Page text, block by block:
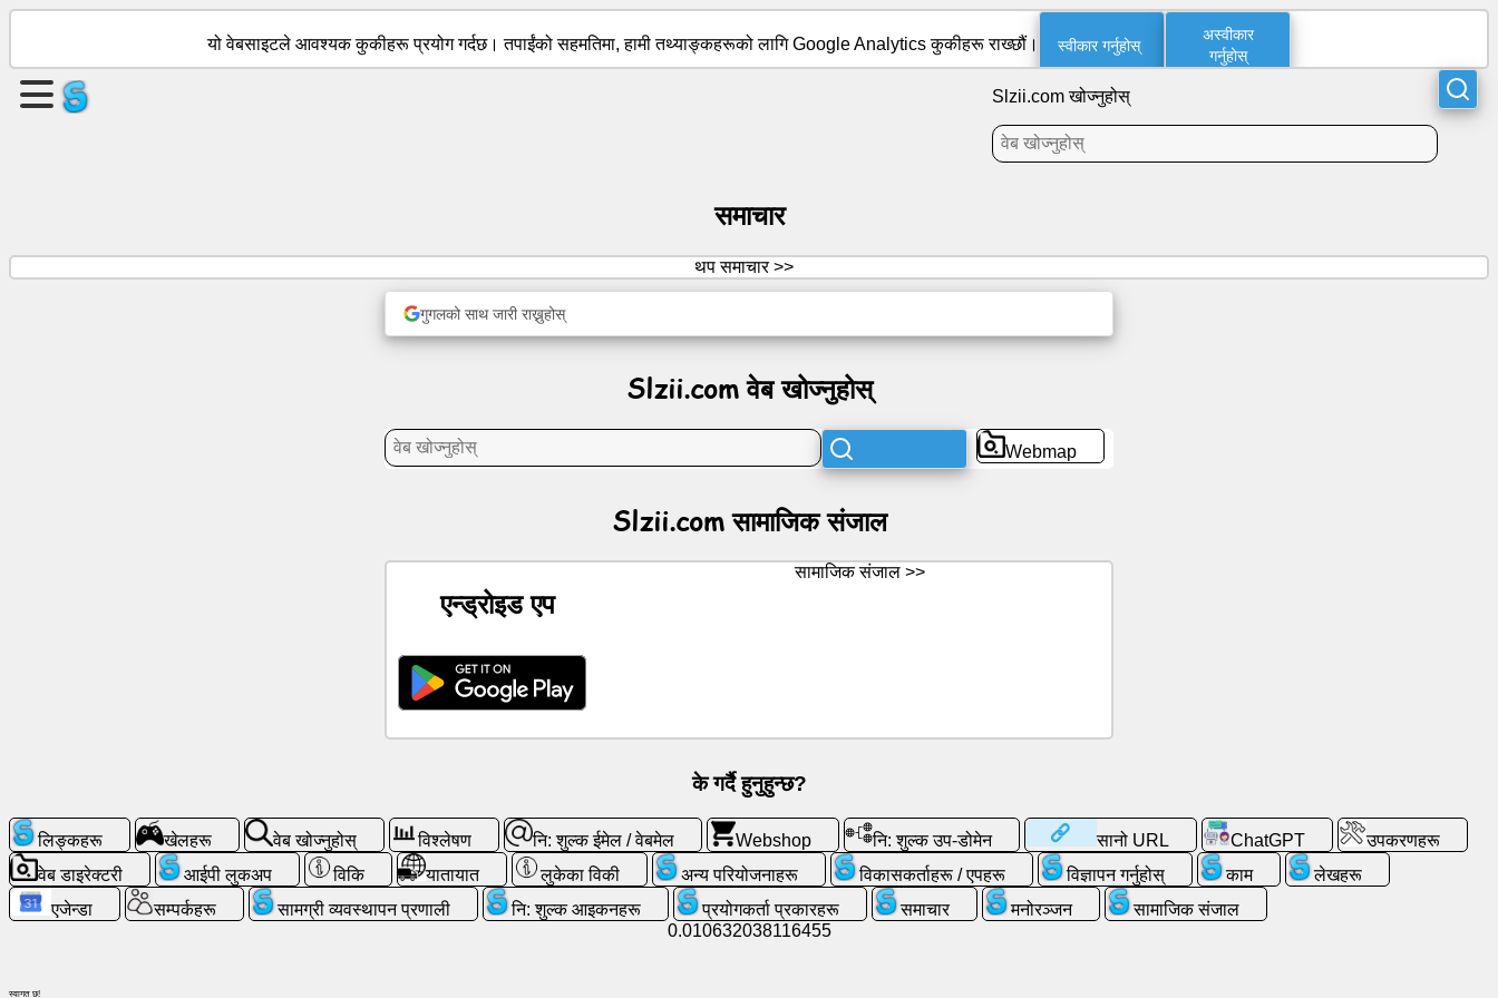
एउटा
सम्पर्कहरू
खेलहरू
यो वेबसाइटले आवश्यक कुकीहरू प्रयोग गर्दछ। तपाईंको सहमतिमा, हामी तथ्याङ्कहरूको लागि Google Analytics कुकीहरू राख्छौं। स्वीकार गर्नुहोस्
अस्वीकार
गर्नुहोस्
Slzii.com खोज्नुहोस्
समाचार
थप समाचार >>
गुगलको साथ जारी राख्नुहोस्
Slzii.com वेब खोज्नुहोस्
Webmap
Slzii.com सामाजिक संजाल
एन्ड्रोइड एप
सामाजिक संजाल >>
के गर्दै हुनुहुन्छ?
लिङ्कहरू खेलहरू वेब खोज्नुहोस् विश्लेषण नि: शुल्क ईमेल / वेबमेल Webshop नि: शुल्क उप-डोमेन सानो URL ChatGPT
उपकरणहरू
वेब डाइरेक्टरी
आईपी ​​लुकअप विकि यातायात लुकेका विकी अन्य परियोजनाहरू विकासकर्ताहरू / एपहरू विज्ञापन गर्नुहोस् काम
लेखहरू
एजेन्डा
सम्पर्कहरू सामग्री व्यवस्थापन प्रणाली नि: शुल्क आइकनहरू प्रयोगकर्ता प्रकारहरू समाचार मनोरञ्जन
सामाजिक संजाल
0.010632038116455
स्वागत छ!